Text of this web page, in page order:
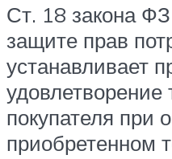
Ст. 18 закона
защите прав
устанавливает
удовлетворение
покупателя при
приобретенном